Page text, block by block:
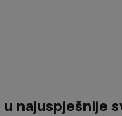
najuspješnije